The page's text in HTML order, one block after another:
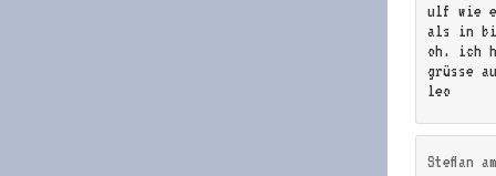
ulf wie
als in
oh. ich
grüsse
leo
Steffan